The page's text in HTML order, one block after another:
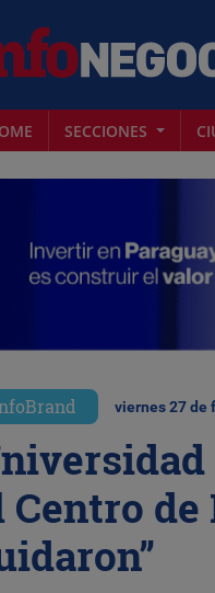
SECCIONES
viernes 27 de
Centro de